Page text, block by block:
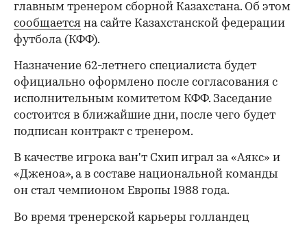
главным тренером сборной Казахстана. Об этом
сообщается на сайте Казахстанской федерации
футбола (КФФ).
Назначение 62-летнего специалиста будет
официально оформлено после согласования с
исполнительным комитетом КФФ. Заседание
состоится в ближайшие дни, после чего будет
подписан контракт с тренером.
В качестве игрока ван'т Схип играл за «Аякс» и
«Дженоа», а в составе национальной команды
он стал чемпионом Европы 1988 года.
Во время тренерской карьеры голландец